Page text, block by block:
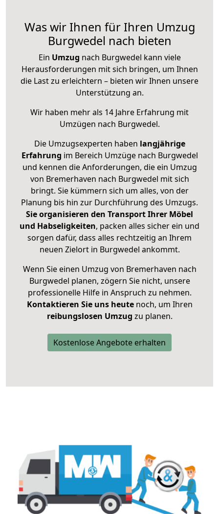
Was wir Ihnen für Ihren Umzug
Burgwedel nach bieten
Ein Umzug nach Burgwedel kann viele
Herausforderungen mit sich bringen, um Ihnen
die Last zu erleichtern – bieten wir Ihnen unsere
Unterstützung an.
Wir haben mehr als 14 Jahre Erfahrung mit
Umzügen nach Burgwedel.
Die Umzugsexperten haben langjährige
Erfahrung im Bereich Umzüge nach Burgwedel
und kennen die Anforderungen, die ein Umzug
von Bremerhaven nach Burgwedel mit sich
bringt. Sie kümmern sich um alles, von der
Planung bis hin zur Durchführung des Umzugs.
Sie organisieren den Transport Ihrer Möbel
und Habseligkeiten, packen alles sicher ein und
sorgen dafür, dass alles rechtzeitig an Ihrem
neuen Zielort in Burgwedel ankommt.
Wenn Sie einen Umzug von Bremerhaven nach
Burgwedel planen, zögern Sie nicht, unsere
professionelle Hilfe in Anspruch zu nehmen.
Kontaktieren Sie uns heutenoch, um Ihren
reibungslosen Umzug zu planen.
Kostenlose Angebote erhalten